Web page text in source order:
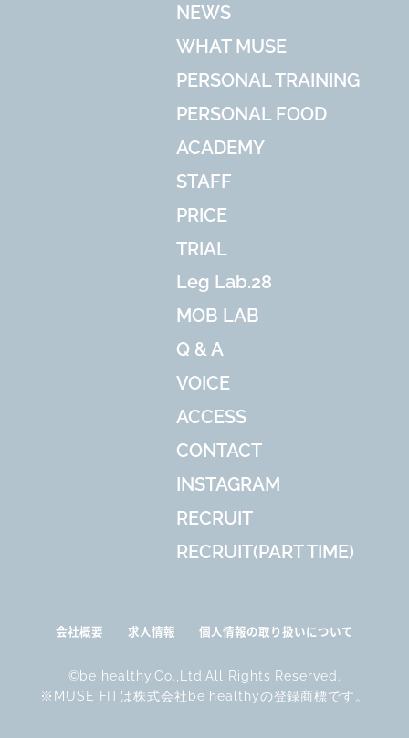
NEWS
WHAT MUSE
PERSONAL TRAINING
PERSONAL FOOD
ACADEMY
STAFF
PRICE
TRIAL
Leg Lab.28
MOB LAB
Q & A
VOICE
ACCESS
CONTACT
INSTAGRAM
RECRUIT
RECRUIT(PART TIME)
会社概要 求人情報 個人情報の取り扱いについて
©be healthy.Co.,Ltd.All Rights Reserved.
※MUSE FITは株式会社be healthyの登録商標です。